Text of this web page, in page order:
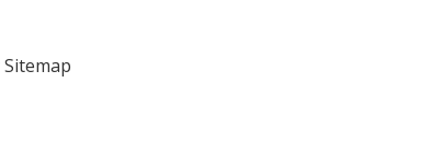
Sitemap